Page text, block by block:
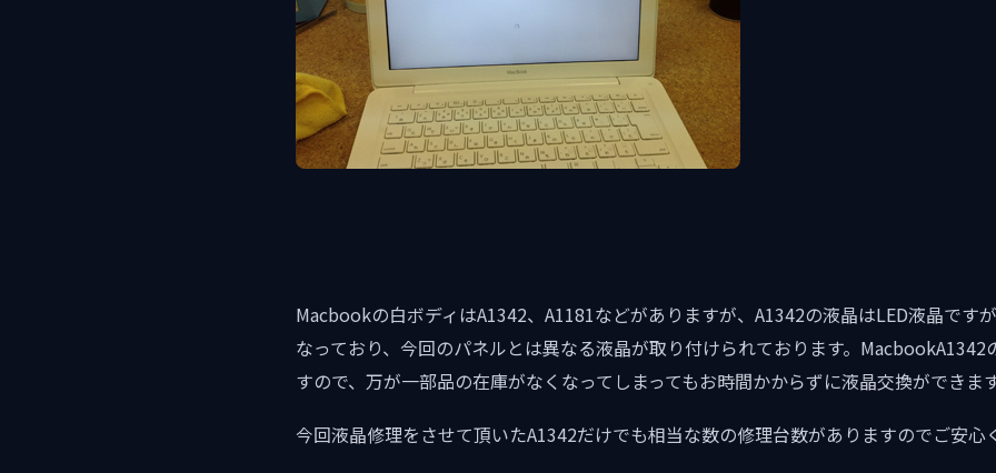
Macbookの白ボディはA1342、A1181などがありますが、A1342の液晶はLED液晶です
なっており、今回のパネルとは異なる液晶が取り付けられております。MacbookA1342
すので、万が一部品の在庫がなくなってしまってもお時間かからずに液晶交換ができます
今回液晶修理をさせて頂いたA1342だけでも相当な数の修理台数がありますのでご安心